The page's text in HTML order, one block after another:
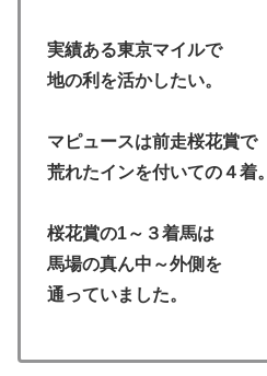
実績ある東京マイルで
地の利を活かしたい。
マピュースは前走桜花賞で
荒れたインを付いての４着。
桜花賞の1～３着馬は
馬場の真ん中～外側を
通っていました。